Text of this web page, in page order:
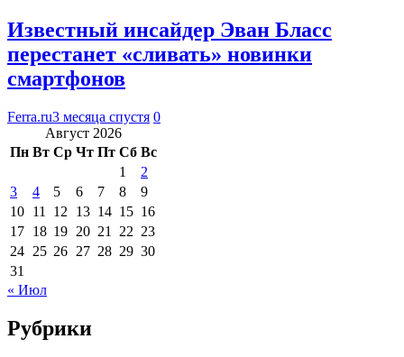
Известный инсайдер Эван Бласс
перестанет «сливать» новинки
смартфонов
Ferra.ru3 месяца спустя 0
Август 2026
Пн Вт Ср Чт Пт Сб Вс
1
2
3
4 5 6 7 8
9
10 11 12 13 14 15 16
17 18 19 20 21 22 23
24 25 26 27 28 29 30
31
« Июл
Рубрики